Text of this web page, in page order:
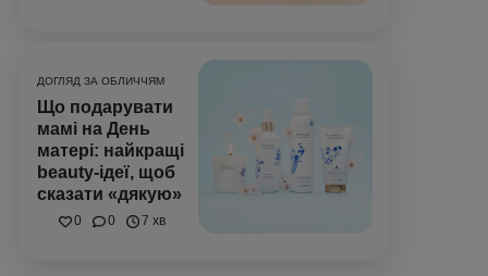
ДОГЛЯД ЗА ОБЛИЧЧЯМ
Що подарувати
мамі на День
матері: найкращі
beauty-ідеї, щоб
сказати «дякую»
0 0 7 хв